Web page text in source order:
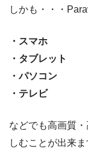
しかも・・・
・スマホ
・タブレット
・パソコン
・テレビ
などでも高画質
しむことが出来ま